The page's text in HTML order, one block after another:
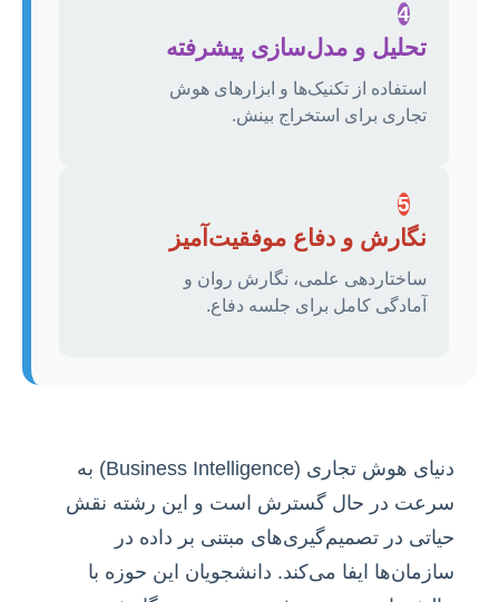
4
تحلیل و مدل‌سازی پیشرفته
استفاده از تکنیک‌ها و ابزارهای هوش
تجاری برای استخراج بینش.
5
نگارش و دفاع موفقیت‌آمیز
ساختاردهی علمی، نگارش روان و
آمادگی کامل برای جلسه دفاع.
دنیای هوش تجاری (Business Intelligence) به
سرعت در حال گسترش است و این رشته نقش
حیاتی در تصمیم‌گیری‌های مبتنی بر داده در
سازمان‌ها ایفا می‌کند. دانشجویان این حوزه با